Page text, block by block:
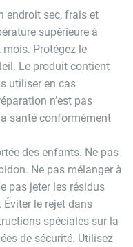
endroit sec, frais et
supérieure à
mois. Protégez le
Le produit contient
utiliser en cas
n’est pas
santé conformément
des enfants. Ne pas
Ne pas mélanger à
pas jeter les résidus
Éviter le rejet dans
spéciales sur la
de sécurité. Utilisez